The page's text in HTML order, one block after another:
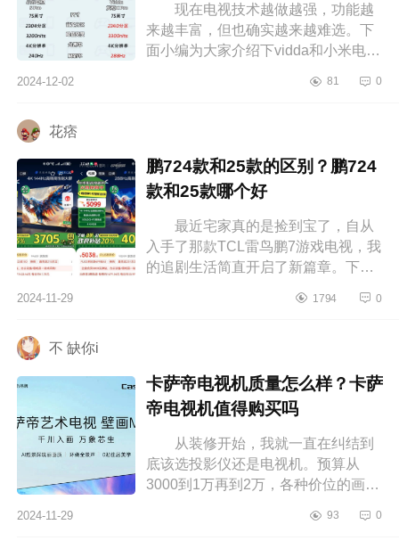
现在电视技术越做越强，功能越
来越丰富，但也确实越来越难选。下
面小编为大家介绍下vidda和小米电视
个 vidda和小米电视哪个质量
2024-12-02 81 0
花痞
鹏724款和25款的区别？鹏724
款和25款哪个好
最近宅家真的是捡到宝了，自从
入手了那款TCL雷鸟鹏7游戏电视，我
的追剧生活简直开启了新篇章。下面
区别？鹏724款和25款哪个好 鹏
2024-11-29 1794 0
不 缺你i
卡萨帝电视机质量怎么样？卡萨
帝电视机值得购买吗
从装修开始，我就一直在纠结到
底该选投影仪还是电视机。预算从
3000到1万再到2万，各种价位的画质
择了卡萨帝电视机，这真是一个明智
2024-11-29 93 0